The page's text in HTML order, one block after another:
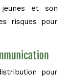
et son
risques pour
pour